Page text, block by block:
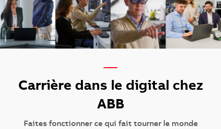
—
Carrière dans le digital chez
ABB
Faites fonctionner ce qui fait tourner le monde